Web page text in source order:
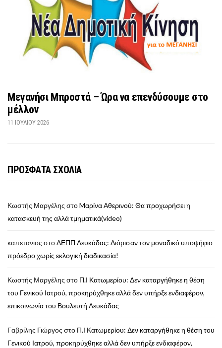
Μεγανήσι Μπροστά – Ώρα να επενδύσουμε στο
μέλλον
11 ΙΟΥΛΊΟΥ 2026
ΠΡΟΣΦΑΤΑ ΣΧΟΛΙΑ
Κωστής Μαργέλης στοMαρίνα Αθερινού: Θα προχωρήσει η
κατασκευή της αλλά τμηματικά(video)
καπετανιος στοΔΕΠΠ Λευκάδας: Διόρισαν τον μοναδικό υποψήφιο
πρόεδρο χωρίς εκλογική διαδικασία!
Κωστής Μαργέλης στο Π.Ι Κατωμερίου: Δεν καταργήθηκε η θέση
του Γενικού Ιατρού, προκηρύχθηκε αλλά δεν υπήρξε ενδιαφέρον,
επικοινωνία του Βουλευτή Λευκάδας
Γαβρίλης Γιώργος στο Π.Ι Κατωμερίου: Δεν καταργήθηκε η θέση του
Γενικού Ιατρού, προκηρύχθηκε αλλά δεν υπήρξε ενδιαφέρον,